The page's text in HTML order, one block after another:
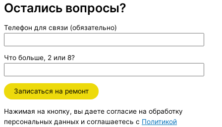
Остались вопросы?
Телефон для связи (обязательно)
Что больше, 2 или 8?
Нажимая на кнопку, вы даете согласие на обработку
персональных данных и соглашаетесь c Политикой